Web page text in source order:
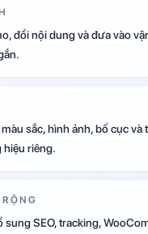
đổi nội dung và đưa vào
sắc, hình ảnh, bố cục và
hiệu riêng.
sung SEO, tracking,